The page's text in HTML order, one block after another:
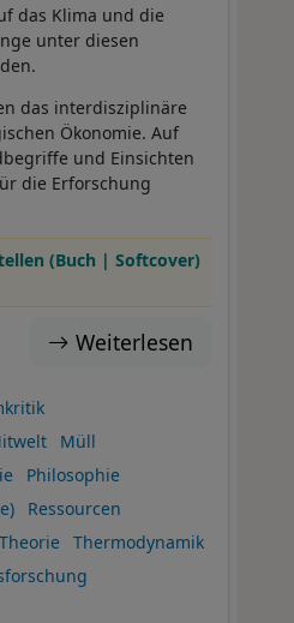
das Klima und die
unter diesen
das interdisziplinäre
Ökonomie. Auf
und Einsichten
die Erforschung
(Buch | Softcover)
Weiterlesen
Müll
Philosophie
Ressourcen
Theorie
Thermodynamik